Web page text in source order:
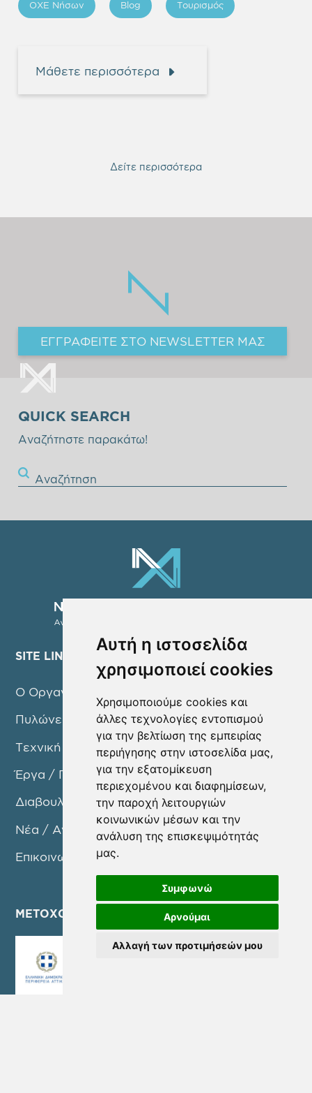
Αυτή η ιστοσελίδα
χρησιμοποιεί cookies
Χρησιμοποιούμε cookies και
άλλες τεχνολογίες εντοπισμού
για την βελτίωση της εμπειρίας
περιήγησης στην ιστοσελίδα μας,
για την εξατομίκευση
περιεχομένου και διαφημίσεων,
την παροχή λειτουργιών
κοινωνικών μέσων και την
ανάλυση της επισκεψιμότητάς
μας.
Συμφωνώ
Αρνούμαι
Αλλαγή των προτιμήσεών μου
ΟΧΕ Νήσων Blog Τουρισμός
Μάθετε περισσότερα
Δείτε περισσότερα
ΕΓΓΡΑΦΕΙΤΕ ΣΤΟ NEWSLETTER ΜΑΣ
QUICK SEARCH
Αναζήτηστε παρακάτω!
Αναζήτηση
SITE LINKS
Ο Οργανισμός
Πυλώνες Δράσης
Τεχνική Υπηρεσία
Έργα / Προγράμματα
Διαβουλεύσεις
Νέα / Ανακοινώσεις
Επικοινωνία
ΜΕΤΟΧΟΙ